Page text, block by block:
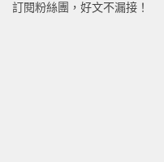
訂閱粉絲團，好文不漏接！